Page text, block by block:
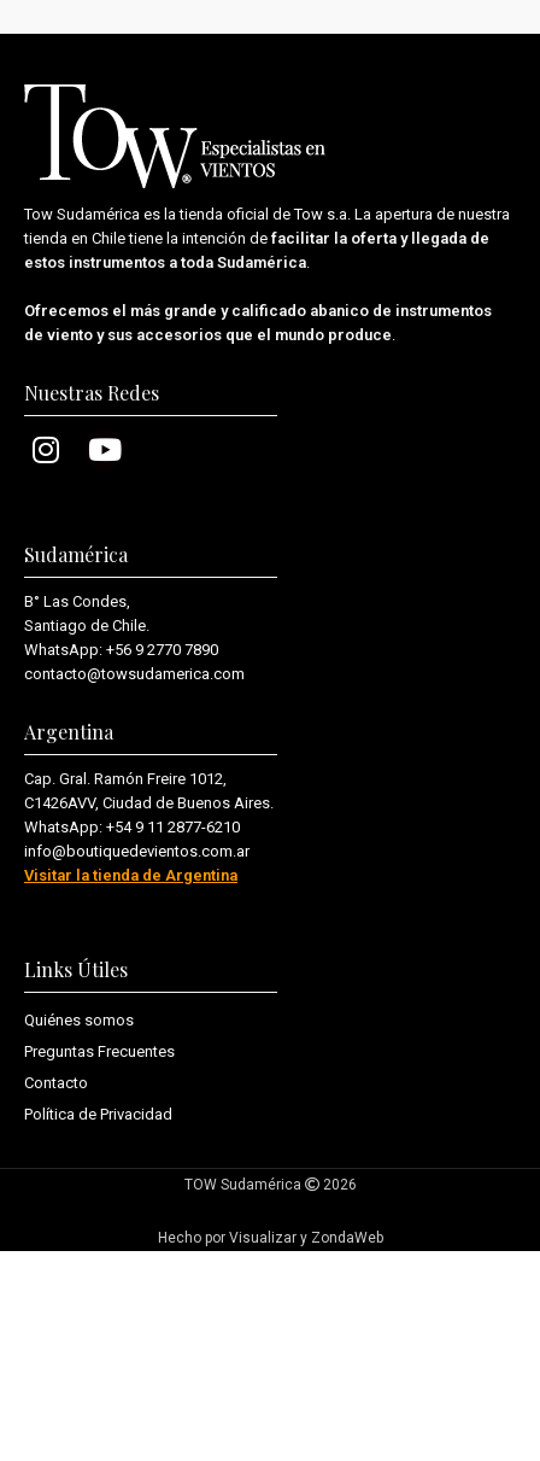
Tow Sudamérica es la tienda oficial deTow s.a. La apertura de nuestra
tienda en Chile tiene la intención de facilitar la oferta y llegada de
estos instrumentos a toda Sudamérica.
Ofrecemos el más grande y calificado abanico de instrumentos
de viento y sus accesorios que el mundo produce.
Nuestras Redes
Sudamérica
B° Las Condes,
Santiago de Chile.
WhatsApp: +56 9 2770 7890
contacto@towsudamerica.com
Argentina
Cap. Gral. Ramón Freire 1012,
C1426AVV, Ciudad de Buenos Aires.
WhatsApp: +54 9 11 2877-6210
info@boutiquedevientos.com.ar
Visitar la tienda de Argentina
Links Útiles
Quiénes somos
Preguntas Frecuentes
Contacto
Política de Privacidad
TOW Sudamérica 2026
Hecho por Visualizar y ZondaWeb